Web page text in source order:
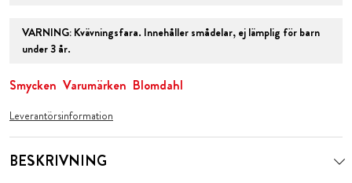
VARNING: Kvävningsfara. Innehåller smådelar, ej lämplig för barn
under 3 år.
Smycken Varumärken Blomdahl
Leverantörsinformation
BESKRIVNING